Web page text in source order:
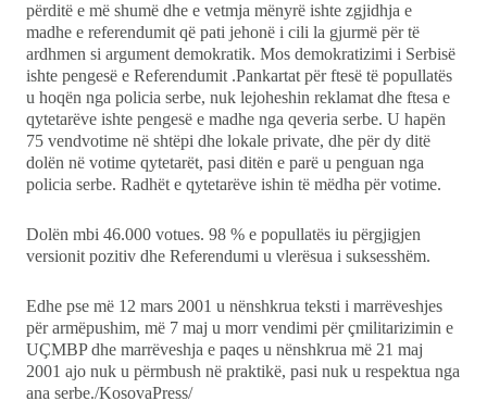
përditë e më shumë dhe e vetmja mënyrë ishte zgjidhja e
madhe e referendumit që pati jehonë i cili la gjurmë për të
ardhmen si argument demokratik. Mos demokratizimi i Serbisë
ishte pengesë e Referendumit .Pankartat për ftesë të popullatës
u hoqën nga policia serbe, nuk lejoheshin reklamat dhe ftesa e
qytetarëve ishte pengesë e madhe nga qeveria serbe. U hapën
75 vendvotime në shtëpi dhe lokale private, dhe për dy ditë
dolën në votime qytetarët, pasi ditën e parë u penguan nga
policia serbe. Radhët e qytetarëve ishin të mëdha për votime.
Dolën mbi 46.000 votues. 98 % e popullatës iu përgjigjen
versionit pozitiv dhe Referendumi u vlerësua i suksesshëm.
Edhe pse më 12 mars 2001 u nënshkrua teksti i marrëveshjes
për armëpushim, më 7 maj u morr vendimi për çmilitarizimin e
UÇMBP dhe marrëveshja e paqes u nënshkrua më 21 maj
2001 ajo nuk u përmbush në praktikë, pasi nuk u respektua nga
ana serbe./KosovaPress/